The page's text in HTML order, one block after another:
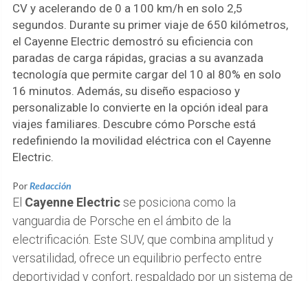
CV y acelerando de 0 a 100 km/h en solo 2,5
segundos. Durante su primer viaje de 650 kilómetros,
el Cayenne Electric demostró su eficiencia con
paradas de carga rápidas, gracias a su avanzada
tecnología que permite cargar del 10 al 80% en solo
16 minutos. Además, su diseño espacioso y
personalizable lo convierte en la opción ideal para
viajes familiares. Descubre cómo Porsche está
redefiniendo la movilidad eléctrica con el Cayenne
Electric.
PorRedacción
El Cayenne Electricse posiciona como la
vanguardia de Porsche en el ámbito de la
electrificación. Este SUV, que combina amplitud y
versatilidad, ofrece un equilibrio perfecto entre
deportividad y confort, respaldado por un sistema de